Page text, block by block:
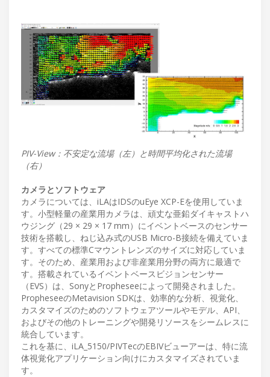
PIV-View：不安定な流場（左）と時間平均化された流場
（右）
カメラとソフトウェア
カメラについては、iLAはIDSのuEye XCP-Eを使用していま
す。小型軽量の産業用カメラは、頑丈な亜鉛ダイキャストハ
ウジング（29 × 29 × 17 mm）にイベントベースのセンサー
技術を搭載し、ねじ込み式のUSB Micro-B接続を備えていま
す。すべての標準Cマウントレンズのサイズに対応していま
す。そのため、産業用および非産業用分野の両方に最適で
す。搭載されているイベントベースビジョンセンサー
（EVS）は、SonyとPropheseeによって開発されました。
PropheseeのMetavision SDKは、効率的な分析、視覚化、
カスタマイズのためのソフトウェアツールやモデル、API、
およびその他のトレーニングや開発リソースをシームレスに
統合しています。
これを基に、iLA_5150/PIVTecのEBIVビューアーは、特に流
体視覚化アプリケーション向けにカスタマイズされていま
す。